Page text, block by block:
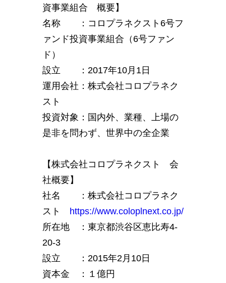
資事業組合 概要】
名称 ：コロプラネクスト6号フ
ァンド投資事業組合（6号ファン
ド）
設立 ：2017年10月1日
運用会社：株式会社コロプラネク
スト
投資対象：国内外、業種、上場の
是非を問わず、世界中の全企業
【株式会社コロプラネクスト 会
社概要】
社名 ：株式会社コロプラネク
スト https://www.coloplnext.co.jp/
所在地 ：東京都渋谷区恵比寿4-
20-3
設立 ：2015年2月10日
資本金 ：１億円